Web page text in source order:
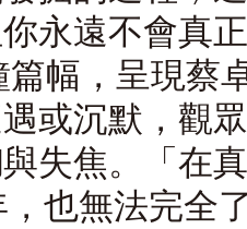
永遠不會真
幅，呈現蔡
或沉默，觀
失焦。「在
也無法完全